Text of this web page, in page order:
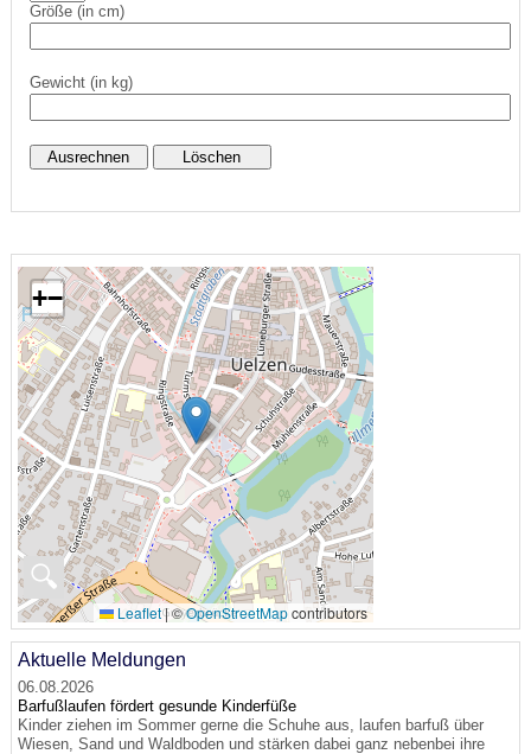
Größe (in cm)
Gewicht (in kg)
🔍
+−
Leaflet|©OpenStreetMapcontributors
Aktuelle Meldungen
06.08.2026
Barfußlaufen fördert gesunde Kinderfüße
Kinder ziehen im Sommer gerne die Schuhe aus, laufen barfuß über
Wiesen, Sand und Waldboden und stärken dabei ganz nebenbei ihre